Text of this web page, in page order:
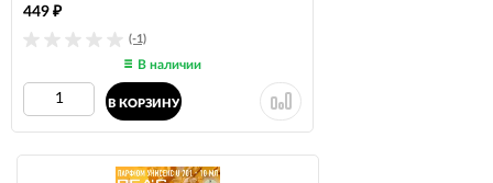
(-1)
449 ₽
В наличии
В КОРЗИНУ